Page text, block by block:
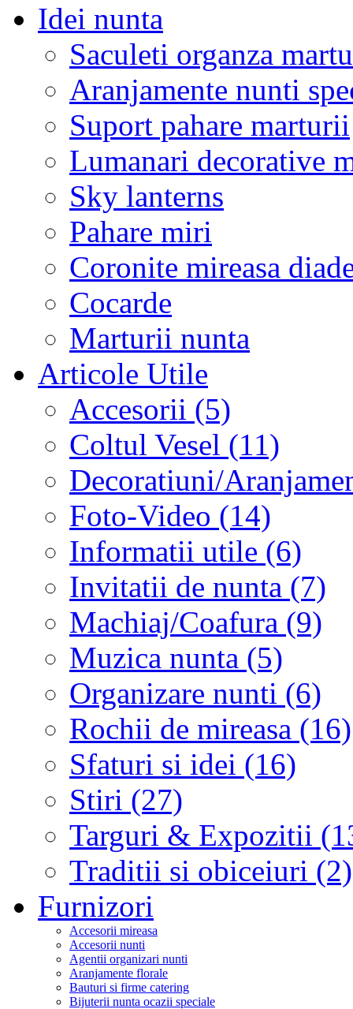
Idei nunta
Saculeti organza
Aranjamente nunti
Suport pahare marturii
Lumanari decorative
Sky lanterns
Pahare miri
Coronite mireasa
Cocarde
Marturii nunta
Articole Utile
Accesorii (5)
Coltul Vesel (11)
Decoratiuni/
Foto-Video (14)
Informatii utile (6)
Invitatii de nunta (7)
Machiaj/Coafura (9)
Muzica nunta (5)
Organizare nunti (6)
Rochii de mireasa (16)
Sfaturi si idei (16)
Stiri (27)
Targuri & Expozitii
Traditii si obiceiuri (2)
Furnizori
Accesorii mireasa
Accesorii nunti
Agentii organizari nunti
Aranjamente florale
Bauturi si firme catering
Bijuterii nunta ocazii speciale